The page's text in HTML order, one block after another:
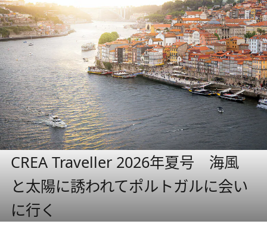
CREA Traveller 2026年夏号 海風
と太陽に誘われてポルトガルに会い
に行く